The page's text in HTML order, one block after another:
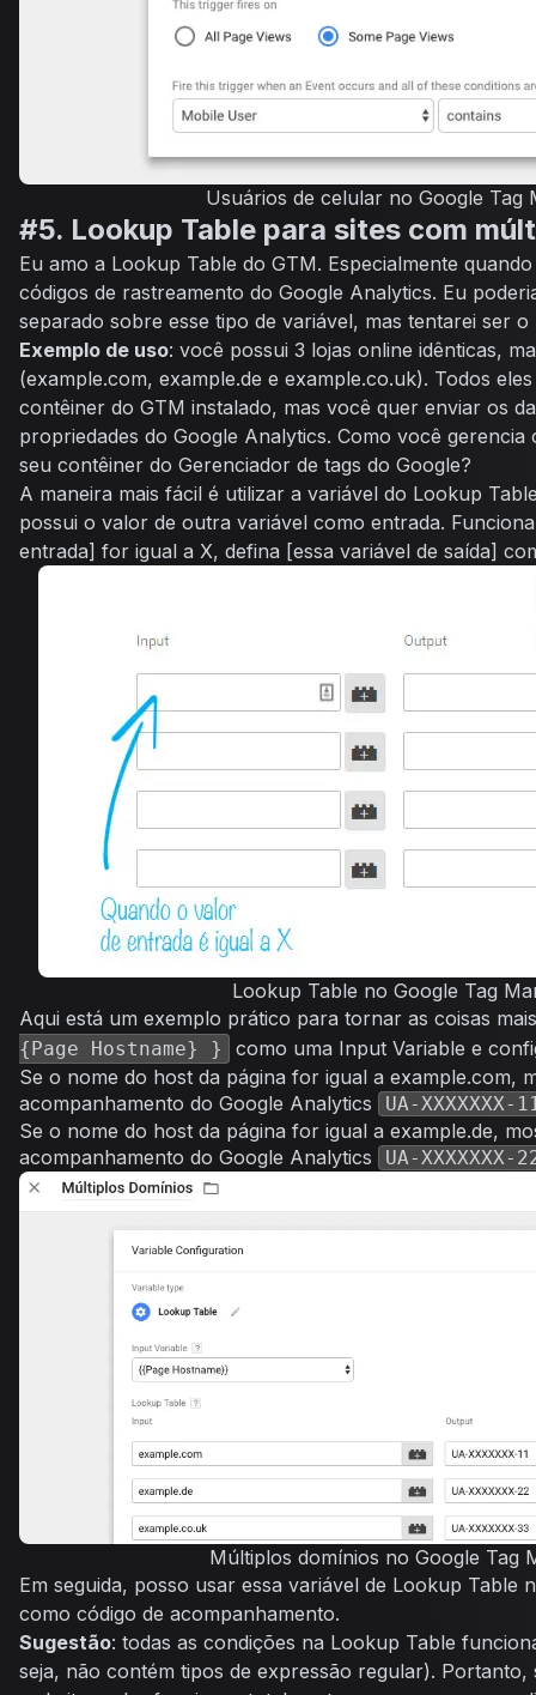
Usuários de celular no Google Tag
#5. Lookup Table para sites com
Eu amo a Lookup Table do GTM. Especialmente
códigos de rastreamento do Google Analytics. Eu
separado sobre esse tipo de variável, mas tentarei ser
Exemplo de uso: você possui 3 lojas online idênticas,
(example.com, example.de e example.co.uk). Todos
contêiner do GTM instalado, mas você quer enviar os
propriedades do Google Analytics. Como você
seu contêiner do Gerenciador de tags do Google?
A maneira mais fácil é utilizar a variável do Lookup
possui o valor de outra variável como entrada.
entrada] for igual a X, defina [essa variável de saída]
Lookup Table no Google Tag
Aqui está um exemplo prático para tornar as coisas
{Page Hostname} } como uma Input Variable e
Se o nome do host da página for igual a example.com,
acompanhamento do Google Analytics
UA-XXXXXXX-
Se o nome do host da página for igual a example.de,
acompanhamento do Google Analytics
UA-XXXXXXX-
Múltiplos domínios no Google Tag
Em seguida, posso usar essa variável de Lookup Table
como código de acompanhamento.
Sugestão: todas as condições na Lookup Table
seja, não contém tipos de expressão regular).